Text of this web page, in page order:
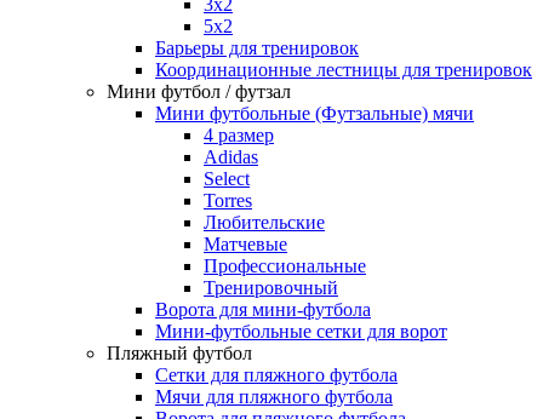
3х2
5х2
Барьеры для тренировок
Координационные лестницы для тренировок
Мини футбол / футзал
Мини футбольные (Футзальные) мячи
4 размер
Adidas
Select
Torres
Любительские
Матчевые
Профессиональные
Тренировочный
Ворота для мини-футбола
Мини-футбольные сетки для ворот
Пляжный футбол
Сетки для пляжного футбола
Мячи для пляжного футбола